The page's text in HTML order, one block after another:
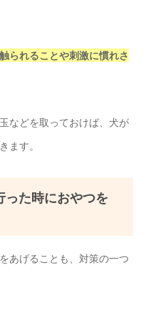
られることや刺激に慣れさ
などを取っておけば、犬が
ます。
った時におやつを
あげることも、対策の一つ